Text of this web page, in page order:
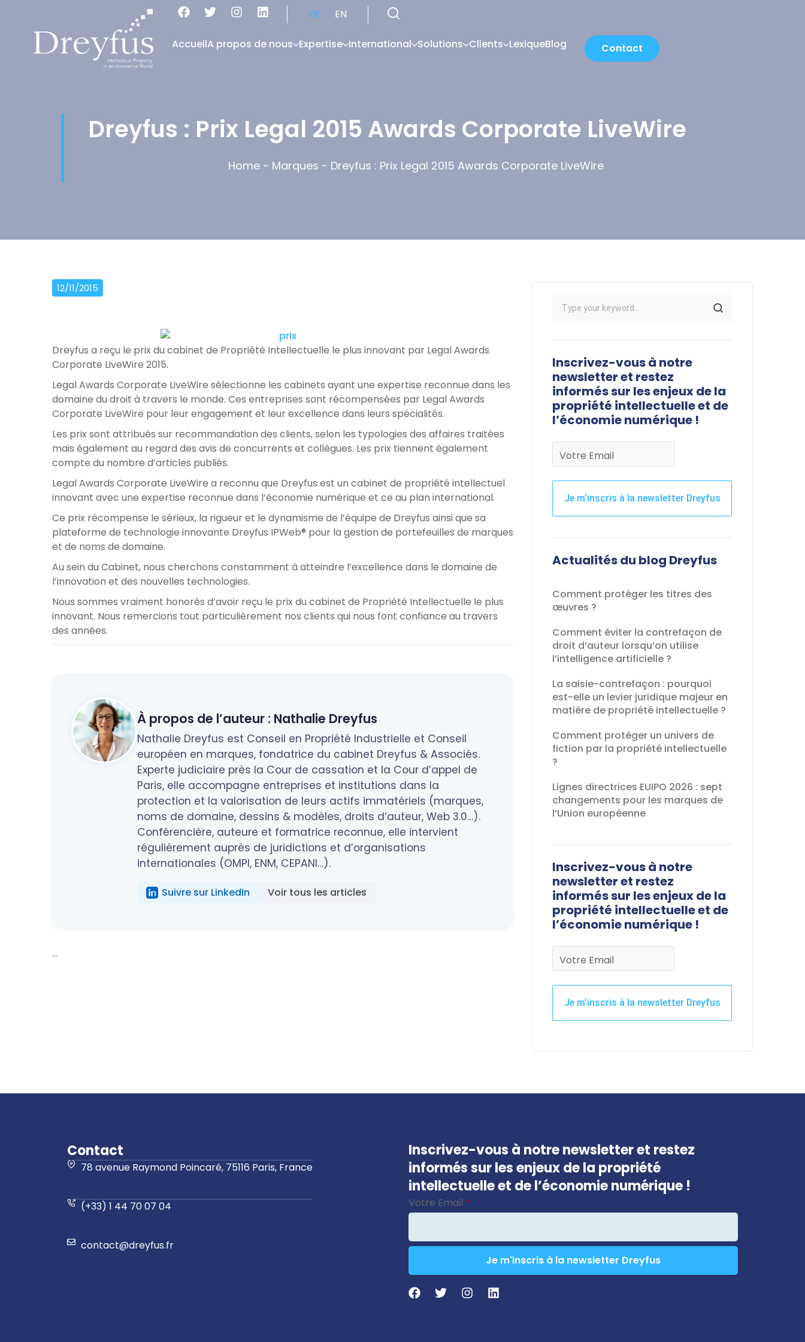
FR EN
AccueilA propos de nous Expertise International Solutions Clients LexiqueBlog Contact
Dreyfus : Prix Legal 2015 Awards Corporate LiveWire
Home - Marques - Dreyfus : Prix Legal 2015 Awards Corporate LiveWire
12/11/2015
Dreyfus a reçu le prix du cabinet de Propriété Intellectuelle le plus innovant par Legal Awards
Corporate LiveWire 2015.
Legal Awards Corporate LiveWire sélectionne les cabinets ayant une expertise reconnue dans les
domaine du droit à travers le monde. Ces entreprises sont récompensées par Legal Awards
Corporate LiveWire pour leur engagement et leur excellence dans leurs spécialités.
Les prix sont attribués sur recommandation des clients, selon les typologies des affaires traitées
mais également au regard des avis de concurrents et collègues. Les prix tiennent également
compte du nombre d’articles publiés.
Legal Awards Corporate LiveWire a reconnu que Dreyfus est un cabinet de propriété intellectuel
innovant avec une expertise reconnue dans l’économie numérique et ce au plan international.
Ce prix récompense le sérieux, la rigueur et le dynamisme de l’équipe de Dreyfus ainsi que sa
plateforme de technologie innovante Dreyfus IPWeb® pour la gestion de portefeuilles de marques
et de noms de domaine.
Au sein du Cabinet, nous cherchons constamment à atteindre l’excellence dans le domaine de
l’innovation et des nouvelles technologies.
Nous sommes vraiment honorés d’avoir reçu le prix du cabinet de Propriété Intellectuelle le plus
innovant. Nous remercions tout particulièrement nos clients qui nous font confiance au travers
des années.
À propos de l’auteur : Nathalie Dreyfus
Nathalie Dreyfus est Conseil en Propriété Industrielle et Conseil
européen en marques, fondatrice du cabinet Dreyfus & Associés.
Experte judiciaire près la Cour de cassation et la Cour d’appel de
Paris, elle accompagne entreprises et institutions dans la
protection et la valorisation de leurs actifs immatériels (marques,
noms de domaine, dessins & modèles, droits d’auteur, Web 3.0…).
Conférencière, auteure et formatrice reconnue, elle intervient
régulièrement auprès de juridictions et d’organisations
internationales (OMPI, ENM, CEPANI…).
Suivre sur LinkedIn Voir tous les articles
...
Inscrivez-vous à notre
newsletter et restez
informés sur les enjeux de la
propriété intellectuelle et de
l’économie numérique !
Votre Email
Je m'inscris à la newsletter Dreyfus
champ
devrait
vide
Actualités du blog Dreyfus
Comment protéger les titres des
œuvres ?
Comment éviter la contrefaçon de
droit d’auteur lorsqu’on utilise
l’intelligence artificielle ?
La saisie-contrefaçon : pourquoi
est-elle un levier juridique majeur en
matière de propriété intellectuelle ?
Comment protéger un univers de
fiction par la propriété intellectuelle
?
Lignes directrices EUIPO 2026 : sept
changements pour les marques de
l’Union européenne
Inscrivez-vous à notre
newsletter et restez
informés sur les enjeux de la
propriété intellectuelle et de
l’économie numérique !
Votre Email
Je m'inscris à la newsletter Dreyfus
Contact
78 avenue Raymond Poincaré, 75116 Paris, France
(+33) 1 44 70 07 04
contact@dreyfus.fr
Inscrivez-vous à notre newsletter et restez
informés sur les enjeux de la propriété
intellectuelle et de l’économie numérique !
Votre Email *
Je m'inscris à la newsletter Dreyfus
Contact
Email